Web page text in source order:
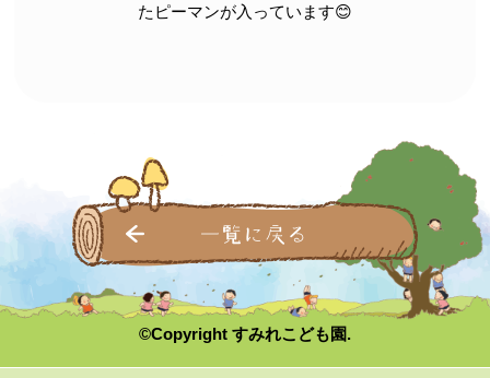
たピーマンが入っています😊
一覧に戻る
©Copyright すみれこども園.